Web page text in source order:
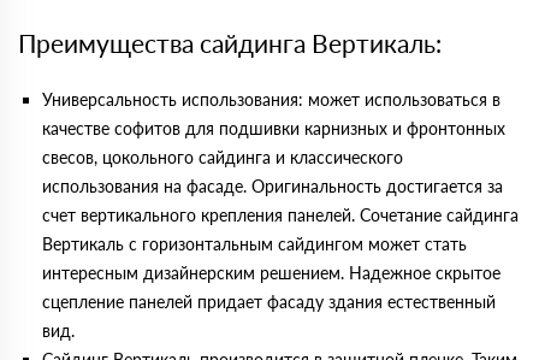
Преимущества сайдинга Вертикаль:
Универсальность использования: может использоваться в
качестве софитов для подшивки карнизных и фронтонных
свесов, цокольного сайдинга и классического
использования на фасаде. Оригинальность достигается за
счет вертикального крепления панелей. Сочетание сайдинга
Вертикаль с горизонтальным сайдингом может стать
интересным дизайнерским решением. Надежное скрытое
сцепление панелей придает фасаду здания естественный
вид.